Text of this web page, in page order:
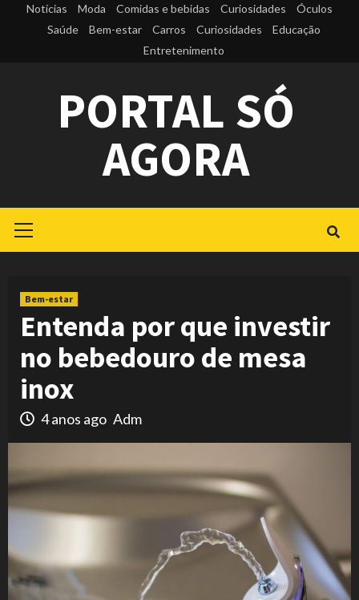
Notícias Moda Comidas e bebidas Curiosidades
Óculos
Saúde
Bem-estar Carros Curiosidades
Educação
Entretenimento
PORTAL SÓ
AGORA
Menu
Bem-estar
Entenda por que investir
no bebedouro de mesa
inox
4 anos ago Adm